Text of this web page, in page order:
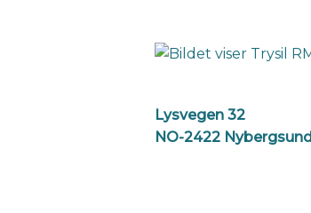
Lysvegen 32
NO-2422 Nybergsund